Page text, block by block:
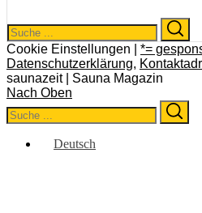
Search
for:
Cookie Einstellungen | *=
Datenschutzerklärung,
saunazeit | Sauna Magazin
Nach Oben
Search
for:
Deutsch